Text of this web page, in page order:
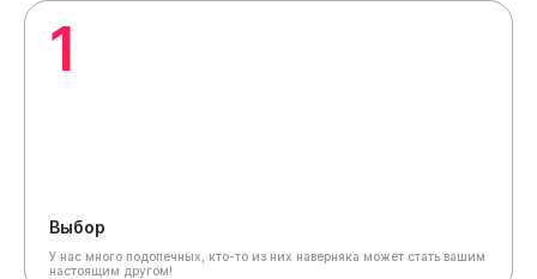
1
Выбор
У нас много подопечных, кто-то из них наверняка может стать вашим
настоящим другом!